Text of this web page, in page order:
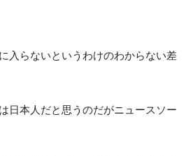
入らないというわけのわからない差
日本人だと思うのだがニュースソー